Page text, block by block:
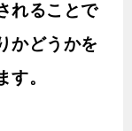
れることで
かどうかを
。